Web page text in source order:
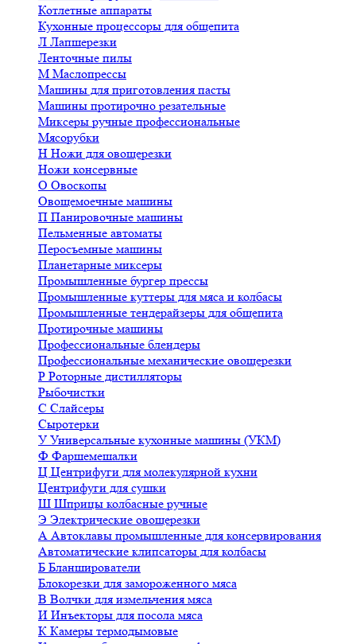
Котлетные аппараты
Кухонные процессоры для общепита
Л Лапшерезки
Ленточные пилы
М Маслопрессы
Машины для приготовления пасты
Машины протирочно резательные
Миксеры ручные профессиональные
Мясорубки
Н Ножи для овощерезки
Ножи консервные
О Овоскопы
Овощемоечные машины
П Панировочные машины
Пельменные автоматы
Перосъемные машины
Планетарные миксеры
Промышленные бургер прессы
Промышленные куттеры для мяса и колбасы
Промышленные тендерайзеры для общепита
Протирочные машины
Профессиональные блендеры
Профессиональные механические овощерезки
Р Роторные дистилляторы
Рыбочистки
С Слайсеры
Сыротерки
У Универсальные кухонные машины (УКМ)
Ф Фаршемешалки
Ц Центрифуги для молекулярной кухни
Центрифуги для сушки
Ш Шприцы колбасные ручные
Э Электрические овощерезки
А Автоклавы промышленные для консервирования
Автоматические клипсаторы для колбасы
Б Бланширователи
Блокорезки для замороженного мяса
В Волчки для измельчения мяса
И Инъекторы для посола мяса
К Камеры термодымовые